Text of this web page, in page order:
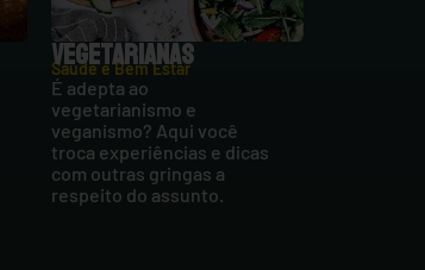
VEGETARIANAS
Saúde e Bem Estar
É adepta ao
vegetarianismo e
veganismo? Aqui você
troca experiências e dicas
com outras gringas a
respeito do assunto.